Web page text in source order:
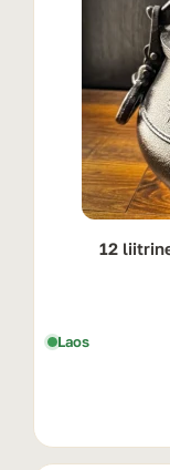
12
Laos